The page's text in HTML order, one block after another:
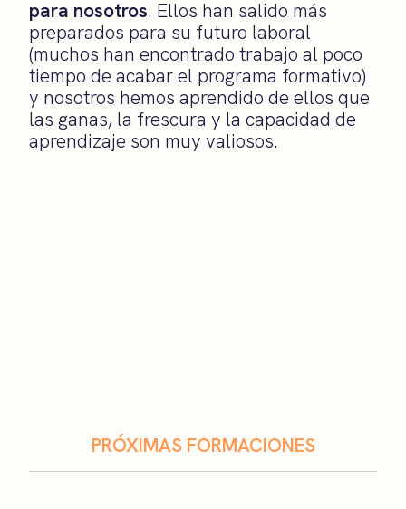
para nosotros. Ellos han salido más
preparados para su futuro laboral
(muchos han encontrado trabajo al poco
tiempo de acabar el programa formativo)
y nosotros hemos aprendido de ellos que
las ganas, la frescura y la capacidad de
aprendizaje son muy valiosos.
PRÓXIMAS FORMACIONES